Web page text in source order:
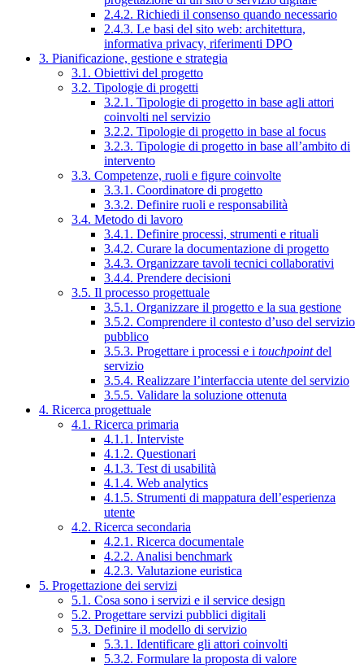
2.4.2. Richiedi il consenso quando necessario
2.4.3. Le basi del sito web: architettura,
informativa privacy, riferimenti DPO
3. Pianificazione, gestione e strategia
3.1. Obiettivi del progetto
3.2. Tipologie di progetti
3.2.1. Tipologie di progetto in base agli attori
coinvolti nel servizio
3.2.2. Tipologie di progetto in base al focus
3.2.3. Tipologie di progetto in base all’ambito di
intervento
3.3. Competenze, ruoli e figure coinvolte
3.3.1. Coordinatore di progetto
3.3.2. Definire ruoli e responsabilità
3.4. Metodo di lavoro
3.4.1. Definire processi, strumenti e rituali
3.4.2. Curare la documentazione di progetto
3.4.3. Organizzare tavoli tecnici collaborativi
3.4.4. Prendere decisioni
3.5. Il processo progettuale
3.5.1. Organizzare il progetto e la sua gestione
3.5.2. Comprendere il contesto d’uso del servizio
pubblico
3.5.3. Progettare i processi e i touchpointdel
servizio
3.5.4. Realizzare l’interfaccia utente del servizio
3.5.5. Validare la soluzione ottenuta
4. Ricerca progettuale
4.1. Ricerca primaria
4.1.1. Interviste
4.1.2. Questionari
4.1.3. Test di usabilità
4.1.4. Web analytics
4.1.5. Strumenti di mappatura dell’esperienza
utente
4.2. Ricerca secondaria
4.2.1. Ricerca documentale
4.2.2. Analisi benchmark
4.2.3. Valutazione euristica
5. Progettazione dei servizi
5.1. Cosa sono i servizi e il service design
5.2. Progettare servizi pubblici digitali
5.3. Definire il modello di servizio
5.3.1. Identificare gli attori coinvolti
5.3.2. Formulare la proposta di valore